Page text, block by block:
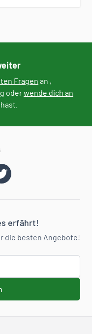
Fragen an ,
oderwende dich an
erfährt!
die besten Angebote!